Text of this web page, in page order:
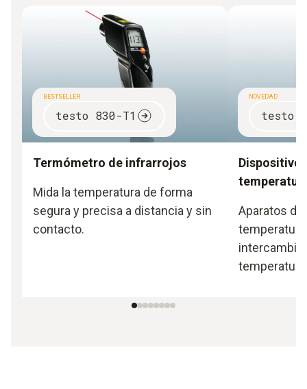
BESTSELLER
testo 830-T1
Termómetro de infrarrojos
Mida la temperatura de forma
segura y precisa a distancia y sin
contacto.
NOVEDAD
testo
Aparatos